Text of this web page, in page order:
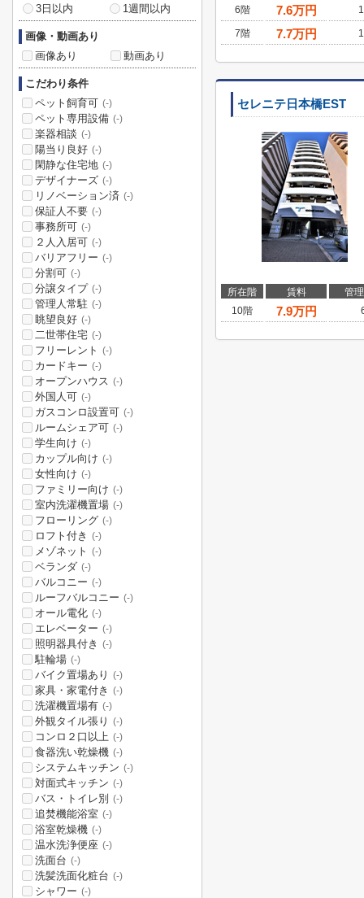
6階 7.6万円
7階 7.7万円
セレニテ日本橋EST
所在階 賃料
管
10階
7.9万円
3日以内
1週間以内
画像・動画あり
画像あり
動画あり
こだわり条件
ペット飼育可 (-)
ペット専用設備 (-)
楽器相談 (-)
陽当り良好 (-)
閑静な住宅地 (-)
デザイナーズ (-)
リノベーション済 (-)
保証人不要 (-)
事務所可 (-)
２人入居可 (-)
バリアフリー (-)
分割可 (-)
分譲タイプ (-)
管理人常駐 (-)
眺望良好 (-)
二世帯住宅 (-)
フリーレント (-)
カードキー (-)
オープンハウス (-)
外国人可 (-)
ガスコンロ設置可 (-)
ルームシェア可 (-)
学生向け (-)
カップル向け (-)
女性向け (-)
ファミリー向け (-)
室内洗濯機置場 (-)
フローリング (-)
ロフト付き (-)
メゾネット (-)
ベランダ (-)
バルコニー (-)
ルーフバルコニー (-)
オール電化 (-)
エレベーター (-)
照明器具付き (-)
駐輪場 (-)
バイク置場あり (-)
家具・家電付き (-)
洗濯機置場有 (-)
外観タイル張り (-)
コンロ２口以上 (-)
食器洗い乾燥機 (-)
システムキッチン (-)
対面式キッチン (-)
バス・トイレ別 (-)
追焚機能浴室 (-)
浴室乾燥機 (-)
温水洗浄便座 (-)
洗面台 (-)
洗髪洗面化粧台 (-)
シャワー (-)